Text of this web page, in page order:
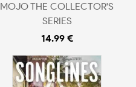
MOJO THE COLLECTOR'S
SERIES
14.99 €